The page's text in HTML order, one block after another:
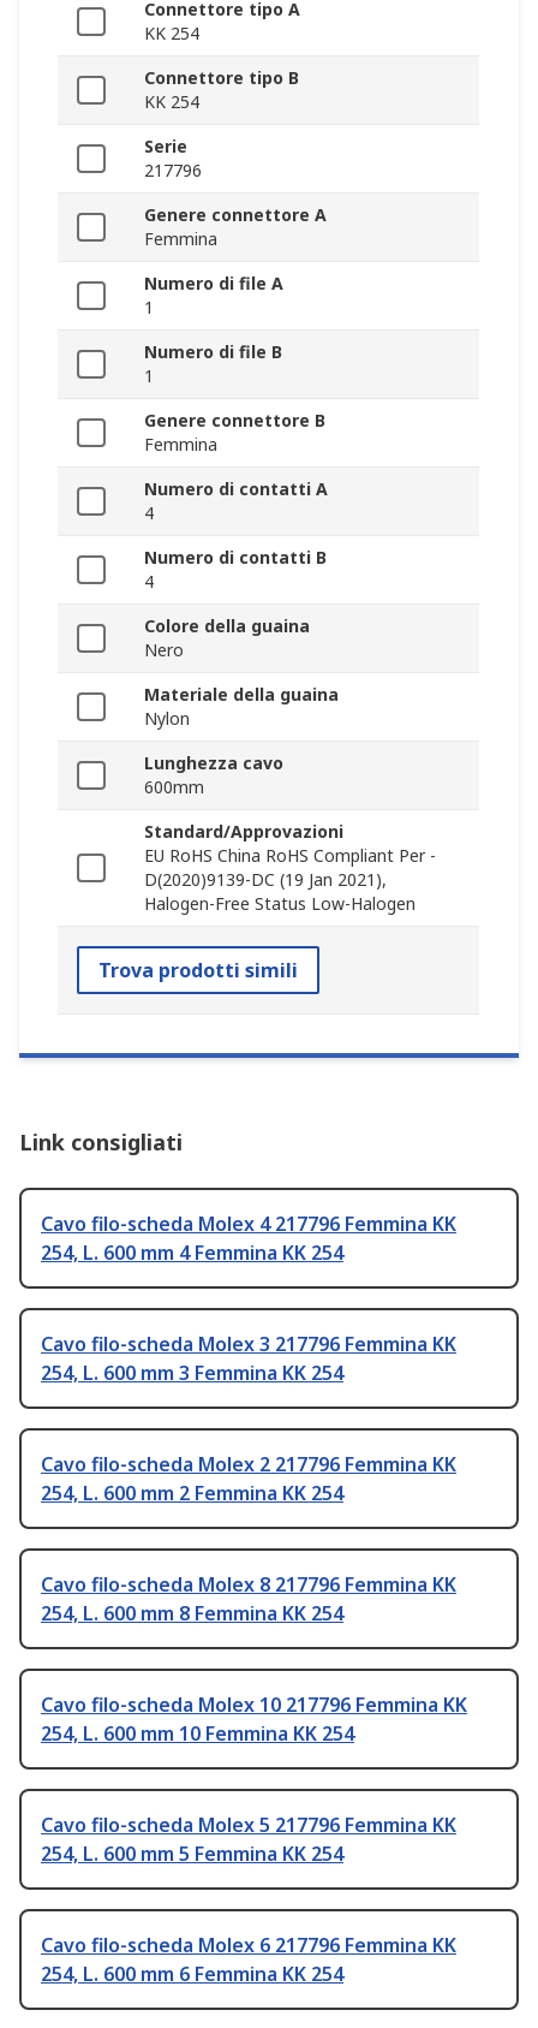
Connettore tipo A
KK 254
Connettore tipo B
KK 254
Serie
217796
Genere connettore A
Femmina
Numero di file A
1
Numero di file B
1
Genere connettore B
Femmina
Numero di contatti A
4
Numero di contatti B
4
Colore della guaina
Nero
Materiale della guaina
Nylon
Lunghezza cavo
600mm
Standard/Approvazioni
EU RoHS China RoHS Compliant Per -
D(2020)9139-DC (19 Jan 2021),
Halogen-Free Status Low-Halogen
Trova prodotti simili
Link consigliati
Cavo filo-scheda Molex 4 217796 Femmina KK
254, L. 600 mm 4 Femmina KK 254
Cavo filo-scheda Molex 3 217796 Femmina KK
254, L. 600 mm 3 Femmina KK 254
Cavo filo-scheda Molex 2 217796 Femmina KK
254, L. 600 mm 2 Femmina KK 254
Cavo filo-scheda Molex 8 217796 Femmina KK
254, L. 600 mm 8 Femmina KK 254
Cavo filo-scheda Molex 10 217796 Femmina KK
254, L. 600 mm 10 Femmina KK 254
Cavo filo-scheda Molex 5 217796 Femmina KK
254, L. 600 mm 5 Femmina KK 254
Cavo filo-scheda Molex 6 217796 Femmina KK
254, L. 600 mm 6 Femmina KK 254